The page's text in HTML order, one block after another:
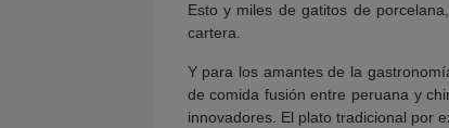
Esto y miles de gatitos de
cartera.
Y para los amantes de la
de comida fusión entre peruana y
innovadores. El plato tradicional por